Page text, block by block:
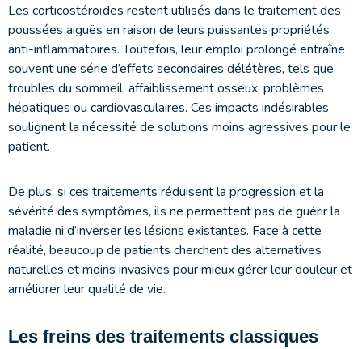
Les corticostéroïdes restent utilisés dans le traitement des
poussées aiguës en raison de leurs puissantes propriétés
anti-inflammatoires. Toutefois, leur emploi prolongé entraîne
souvent une série d’effets secondaires délétères, tels que
troubles du sommeil, affaiblissement osseux, problèmes
hépatiques ou cardiovasculaires. Ces impacts indésirables
soulignent la nécessité de solutions moins agressives pour le
patient.
De plus, si ces traitements réduisent la progression et la
sévérité des symptômes, ils ne permettent pas de guérir la
maladie ni d’inverser les lésions existantes. Face à cette
réalité, beaucoup de patients cherchent des alternatives
naturelles et moins invasives pour mieux gérer leur douleur et
améliorer leur qualité de vie.
Les freins des traitements classiques